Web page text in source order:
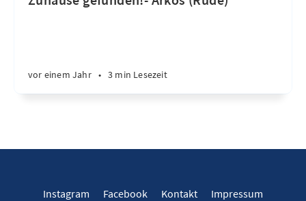
vor einem Jahr • 3 min Lesezeit
Instagram Facebook Kontakt
Impressum